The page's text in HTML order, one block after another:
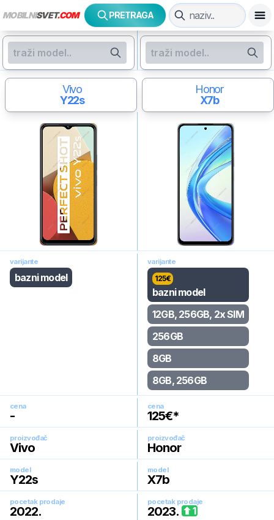
MOBILNISVET.COM PRETRAGA
Vivo
Y22s
Honor
X7b
varijante
bazni model
varijante
125€
bazni model
12GB, 256GB, 2x SIM
256GB
8GB
8GB, 256GB
cena
-
cena
125€*
proizvođač
Vivo
proizvođač
Honor
model
Y22s
model
X7b
pocetak prodaje
2022.
pocetak prodaje
2023. 1